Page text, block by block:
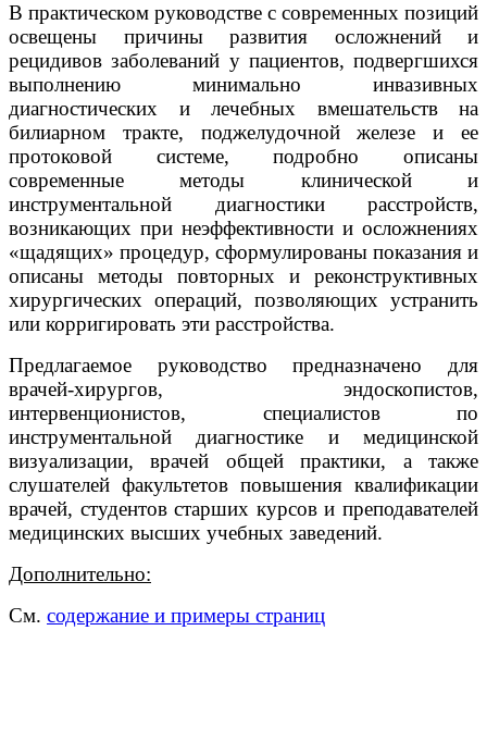
В практическом руководстве с современных позиций
освещены причины развития осложнений и
рецидивов заболеваний у пациентов, подвергшихся
выполнению минимально инвазивных
диагностических и лечебных вмешательств на
билиарном тракте, поджелудочной железе и ее
протоковой системе, подробно описаны
современные методы клинической и
инструментальной диагностики расстройств,
возникающих при неэффективности и осложнениях
«щадящих» процедур, сформулированы показания и
описаны методы повторных и реконструктивных
хирургических операций, позволяющих устранить
или корригировать эти расстройства.
Предлагаемое руководство предназначено для
врачей-хирургов, эндоскопистов,
интервенционистов, специалистов по
инструментальной диагностике и медицинской
визуализации, врачей общей практики, а также
слушателей факультетов повышения квалификации
врачей, студентов старших курсов и преподавателей
медицинских высших учебных заведений.
Дополнительно:
См. содержание и примеры страниц